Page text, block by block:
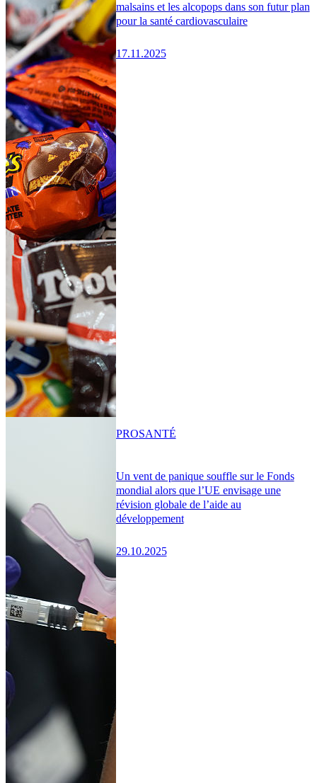
malsains et les alcopops dans son futur plan
pour la santé cardiovasculaire
17.11.2025
Un vent de panique souffle sur le Fonds
mondial alors que l’UE envisage une
révision globale de l’aide au
développement
29.10.2025
PROSANTÉ